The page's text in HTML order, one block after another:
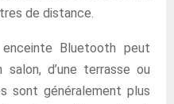
de distance.
Bluetooth peut
salon, d’une terrasse ou
sont généralement plus